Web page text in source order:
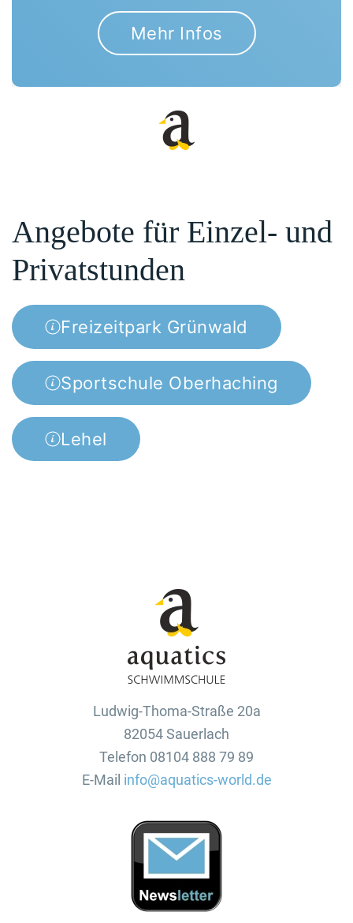
Mehr Infos
Angebote für Einzel- und
Privatstunden
Freizeitpark Grünwald
Sportschule Oberhaching
Lehel
Ludwig-Thoma-Straße 20a
82054 Sauerlach
Telefon 08104 888 79 89
E-Mail info@aquatics-world.de